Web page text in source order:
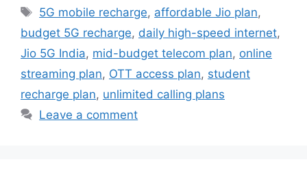
Tags
5G mobile recharge, affordable Jio plan,
budget 5G recharge, daily high-speed internet,
Jio 5G India, mid-budget telecom plan, online
streaming plan, OTT access plan, student
recharge plan, unlimited calling plans
Leave a comment